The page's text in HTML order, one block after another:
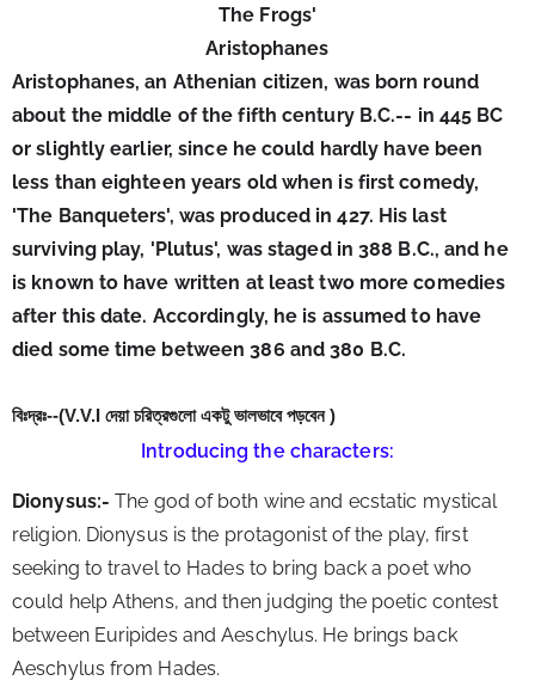
The Frogs'
Aristophanes
Aristophanes, an Athenian citizen, was born round
about the middle of the fifth century B.C.-- in 445 BC
or slightly earlier, since he could hardly have been
less than eighteen years old when is first comedy,
'The Banqueters', was produced in 427. His last
surviving play, 'Plutus', was staged in 388 B.C., and he
is known to have written at least two more comedies
after this date. Accordingly, he is assumed to have
died some time between 386 and 380 B.C.
বিঃদ্রঃ--(V.V.I দেয়া চরিত্রগুলো একটু ভালভাবে পড়বেন )
Introducing the characters:
Dionysus:- The god of both wine and ecstatic mystical
religion. Dionysus is the protagonist of the play, first
seeking to travel to Hades to bring back a poet who
could help Athens, and then judging the poetic contest
between Euripides and Aeschylus. He brings back
Aeschylus from Hades.